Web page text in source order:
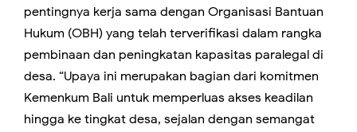
pentingnya kerja sama dengan Organisasi Bantuan
Hukum (OBH) yang telah terverifikasi dalam rangka
pembinaan dan peningkatan kapasitas paralegal di
desa. “Upaya ini merupakan bagian dari komitmen
Kemenkum Bali untuk memperluas akses keadilan
hingga ke tingkat desa, sejalan dengan semangat